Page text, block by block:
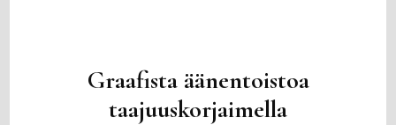
Graafista äänentoistoa
taajuuskorjaimella